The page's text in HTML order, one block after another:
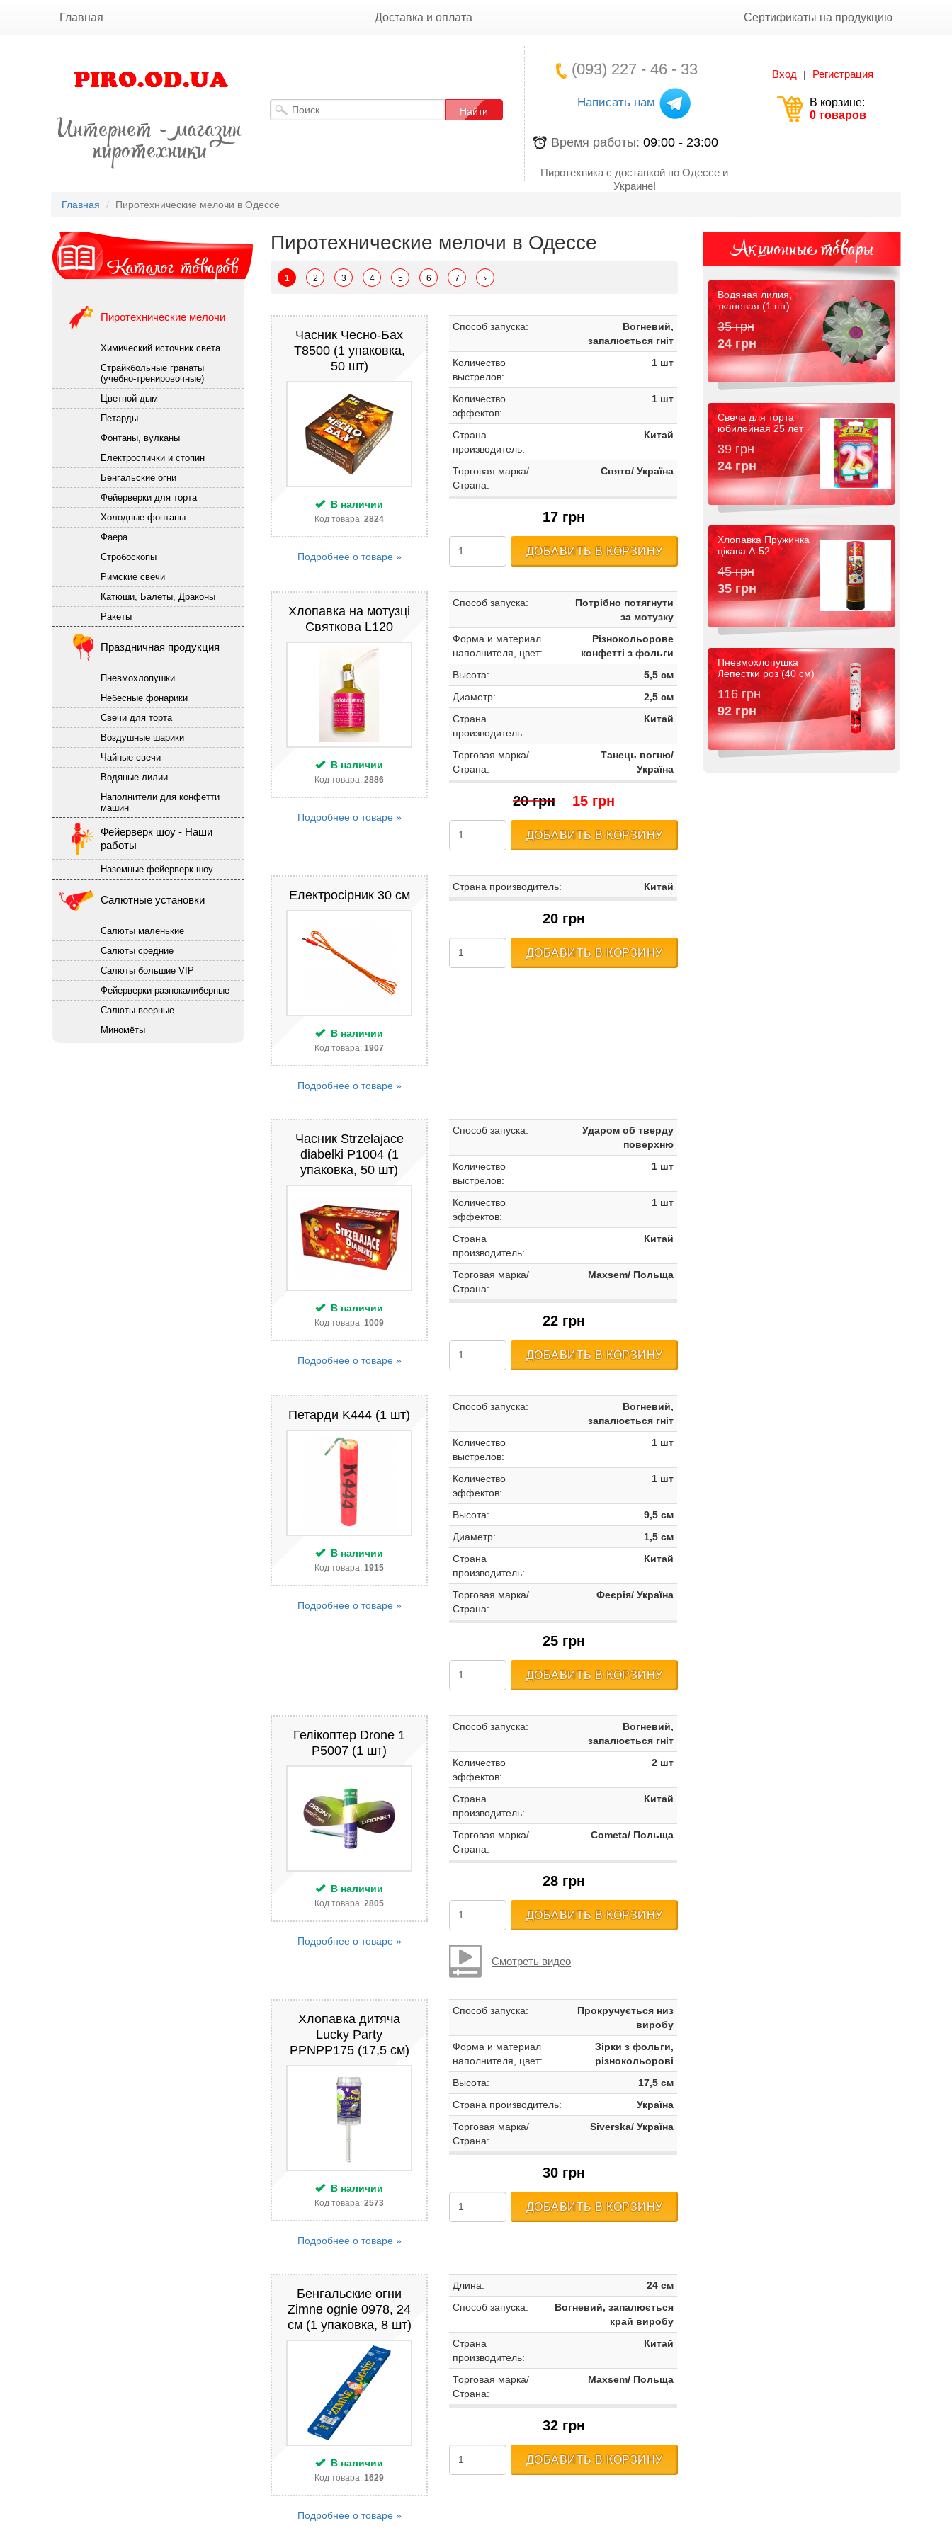
Главная Доставка и оплата Сертификаты на продукцию
Интернет - магазин
пиротехники
Найти
(093) 227 - 46 - 33
Написать нам
Время работы: 09:00 - 23:00
Пиротехника с доставкой по Одессе и
Украине!
Вход | Регистрация
В корзине:
0 товаров
Главная Пиротехнические мелочи в Одессе
Каталог товаров
Пиротехнические мелочи
Химический источник света
Страйкбольные гранаты
(учебно-тренировочные)
Цветной дым
Петарды
Фонтаны, вулканы
Електроспички и стопин
Бенгальские огни
Фейерверки для торта
Холодные фонтаны
Фаера
Стробоскопы
Римские свечи
Катюши, Балеты, Драконы
Ракеты
Праздничная продукция
Пневмохлопушки
Небесные фонарики
Свечи для торта
Воздушные шарики
Чайные свечи
Водяные лилии
Наполнители для конфетти
машин
Фейерверк шоу - Наши
работы
Наземные фейерверк-шоу
Салютные установки
Салюты маленькие
Салюты средние
Салюты большие VIP
Фейерверки разнокалиберные
Салюты веерные
Миномёты
Пиротехнические мелочи в Одессе
1 2 3 4 5 6 7 ›
Часник Чесно-Бах
T8500 (1 упаковка,
50 шт)
В наличии
Код товара:2824
Подробнее о товаре »
Способ запуска:
Вогневий,
запалюється гніт
Количество
выстрелов:
1 шт
Количество
эффектов:
1 шт
Страна
производитель:
Китай
Торговая марка/
Страна:
Свято/ Україна
17 грн
ДОБАВИТЬ В КОРЗИНУ
Хлопавка на мотузці
Святкова L120
В наличии
Код товара:2886
Подробнее о товаре »
Способ запуска:
Потрібно потягнути
за мотузку
Форма и материал
наполнителя, цвет:
Різнокольорове
конфетті з фольги
Высота:
5,5 см
Диаметр:
2,5 см
Страна
производитель:
Китай
Торговая марка/
Страна:
Танець вогню/
Україна
20 грн 15 грн
ДОБАВИТЬ В КОРЗИНУ
Електросірник 30 см
В наличии
Код товара:1907
Подробнее о товаре »
Страна производитель: Китай
20 грн
ДОБАВИТЬ В КОРЗИНУ
Часник Strzelajace
diabelki P1004 (1
упаковка, 50 шт)
В наличии
Код товара:1009
Подробнее о товаре »
Способ запуска:
Ударом об тверду
поверхню
Количество
выстрелов:
1 шт
Количество
эффектов:
1 шт
Страна
производитель:
Китай
Торговая марка/
Страна:
Maxsem/ Польща
22 грн
ДОБАВИТЬ В КОРЗИНУ
Петарди K444 (1 шт)
В наличии
Код товара:1915
Подробнее о товаре »
Способ запуска:
Вогневий,
запалюється гніт
Количество
выстрелов:
1 шт
Количество
эффектов:
1 шт
Высота:
9,5 см
Диаметр:
1,5 см
Страна
производитель:
Китай
Торговая марка/
Страна:
Феєрія/ Україна
25 грн
ДОБАВИТЬ В КОРЗИНУ
Гелікоптер Drone 1
P5007 (1 шт)
В наличии
Код товара:2805
Подробнее о товаре »
Способ запуска:
Вогневий,
запалюється гніт
Количество
эффектов:
2 шт
Страна
производитель:
Китай
Торговая марка/
Страна:
Cometa/ Польща
28 грн
ДОБАВИТЬ В КОРЗИНУ
Смотреть видео
Хлопавка дитяча
Lucky Party
PPNPP175 (17,5 см)
В наличии
Код товара:2573
Подробнее о товаре »
Способ запуска:
Прокручується низ
виробу
Форма и материал
наполнителя, цвет:
Зірки з фольги,
різнокольорові
Высота:
17,5 см
Страна производитель:
Україна
Торговая марка/
Страна:
Siverska/ Україна
30 грн
ДОБАВИТЬ В КОРЗИНУ
Бенгальские огни
Zimne ognie 0978, 24
см (1 упаковка, 8 шт)
В наличии
Код товара:1629
Подробнее о товаре »
Длина:
24 см
Способ запуска:
Вогневий, запалюється
край виробу
Страна
производитель:
Китай
Торговая марка/
Страна:
Maxsem/ Польща
32 грн
ДОБАВИТЬ В КОРЗИНУ
Акционные товары
Водяная лилия,
тканевая (1 шт)
35 грн
24 грн
Свеча для торта
юбилейная 25 лет
39 грн
24 грн
Хлопавка Пружинка
цікава A-52
45 грн
35 грн
Пневмохлопушка
Лепестки роз (40 см)
116 грн
92 грн